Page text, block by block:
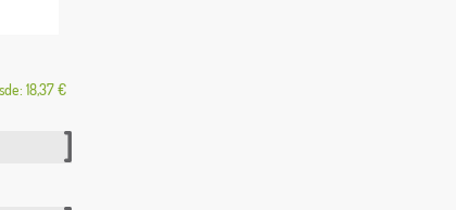
18,37 €